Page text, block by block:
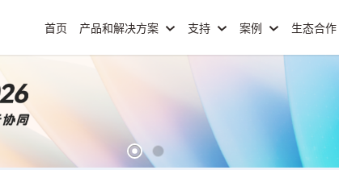
首页 产品和解决方案 支持 案例 生态合作